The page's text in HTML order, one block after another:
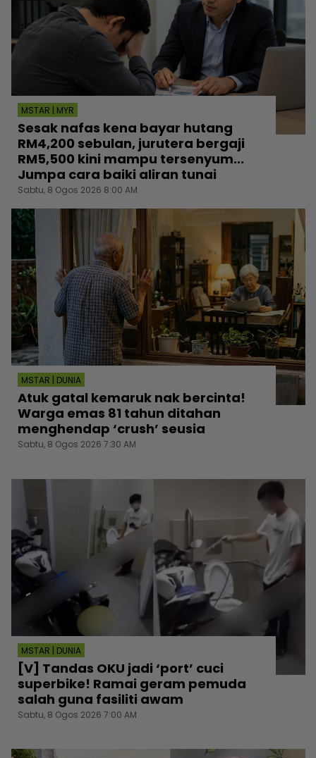
MSTAR | MYR
Sesak nafas kena bayar hutang
RM4,200 sebulan, jurutera bergaji
RM5,500 kini mampu tersenyum...
Jumpa cara baiki aliran tunai
Sabtu, 8 Ogos 2026 8:00 AM
MSTAR | DUNIA
Atuk gatal kemaruk nak bercinta!
Warga emas 81 tahun ditahan
menghendap ‘crush’ seusia
Sabtu, 8 Ogos 2026 7:30 AM
MSTAR | DUNIA
[V] Tandas OKU jadi ‘port’ cuci
superbike! Ramai geram pemuda
salah guna fasiliti awam
Sabtu, 8 Ogos 2026 7:00 AM